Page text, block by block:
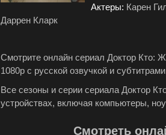
Актеры: Карен
Даррен Кларк
Смотрите онлайн сериал Доктор Кто:
1080p с русской озвучкой и
Все сезоны и серии сериала Доктор
устройствах, включая компьютеры,
Смотреть